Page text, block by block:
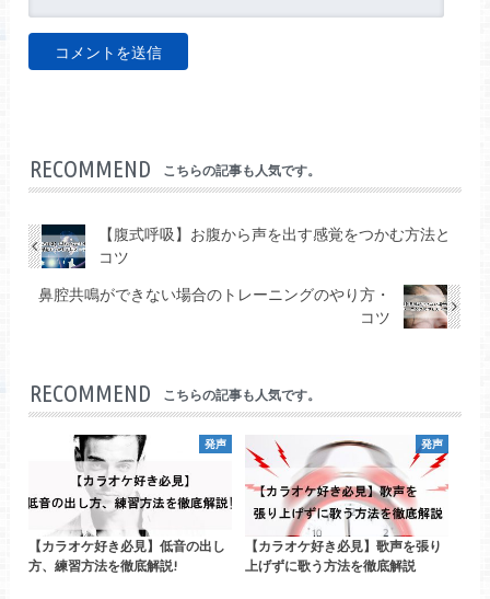
RECOMMEND こちらの記事も人気です。
【腹式呼吸】お腹から声を出す感覚をつかむ方法と
コツ
鼻腔共鳴ができない場合のトレーニングのやり方・
コツ
RECOMMEND こちらの記事も人気です。
発声
【カラオケ好き必見】低音の出し
方、練習方法を徹底解説!
発声
【カラオケ好き必見】歌声を張り
上げずに歌う方法を徹底解説